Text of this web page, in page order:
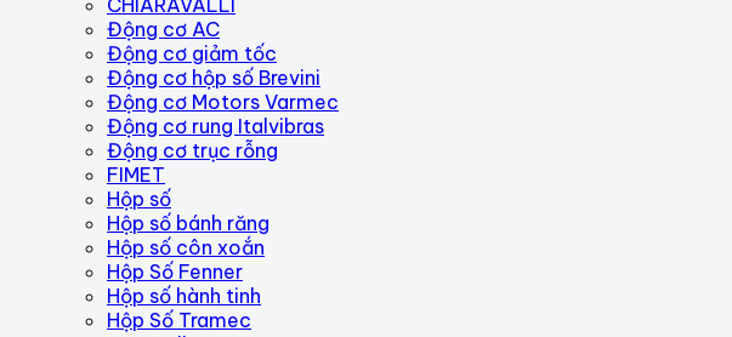
Động cơ AC
Động cơ giảm tốc
Động cơ hộp số Brevini
Động cơ Motors Varmec
Động cơ rung Italvibras
Động cơ trục rỗng
FIMET
Hộp số
Hộp số bánh răng
Hộp số côn xoắn
Hộp Số Fenner
Hộp số hành tinh
Hộp Số Tramec